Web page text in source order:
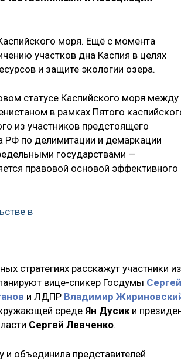
моря. Ещё с момента
участков дна Каспия в целях
и защите экологии озера.
статусе Каспийского моря между
в рамках Пятого
из участников предстоящего
РФ по делимитации и демаркации
государствами —
правовой основой эффективного
в
стратегиях расскажут участники из
вице-спикер Госдумы Сергей
и ЛДПР Владимир
среде Ян Дусики
Сергей Левченко.
объединила представителей